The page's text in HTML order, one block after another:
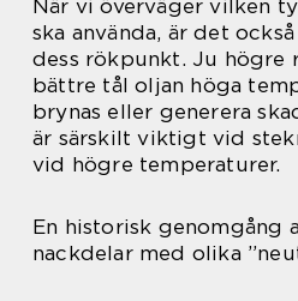
När vi överväger vilken
ska använda, är det
dess rökpunkt. Ju högre
bättre tål oljan höga
brynas eller generera
är särskilt viktigt vid
vid högre temperaturer.
En historisk genomgång
nackdelar med olika